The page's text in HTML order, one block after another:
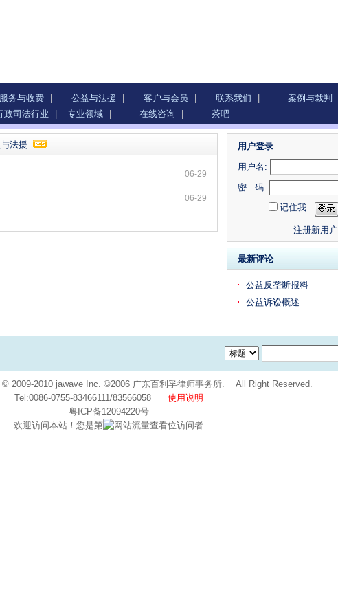
服务与收费 公益与法援 客户与会员 联系我们 案例与裁判
政司法行业 专业领域 在线咨询 茶吧
法援
06-29
06-29
用户登录
用户名:
密 码:
记住我
注册新用户
最新评论
公益反垄断报料
公益诉讼概述
© 2009-2010 jawave Inc. ©2006 广东百利孚律师事务所. All Right Reserved.
Tel:0086-0755-83466111/83566058 使用说明
粤ICP备12094220号
欢迎访问本站！您是第
位访问者